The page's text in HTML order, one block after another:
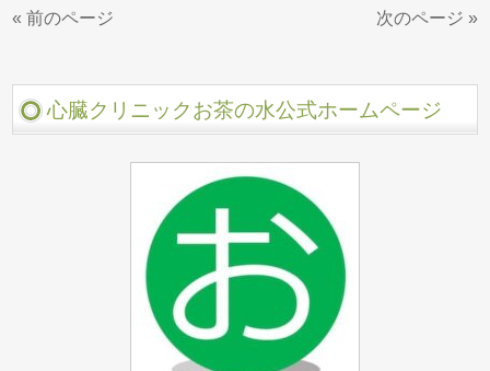
« 前のページ 次のページ »
心臓クリニックお茶の水公式ホームページ